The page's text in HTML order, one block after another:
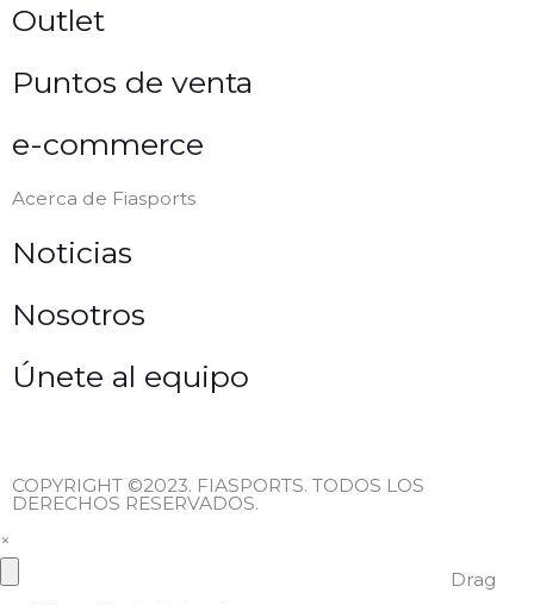
Outlet
Puntos de venta
e-commerce
Acerca de Fiasports
Noticias
Nosotros
Únete al equipo
COPYRIGHT ©2023. FIASPORTS. TODOS LOS
DERECHOS RESERVADOS.
×
Drag